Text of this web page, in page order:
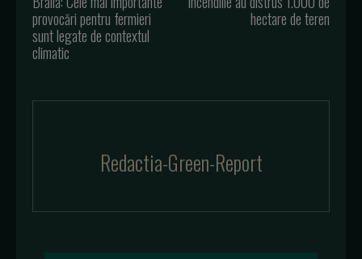
provocări pentru fermieri
sunt legate de contextul
climatic
hectare de teren
Redactia-Green-Report